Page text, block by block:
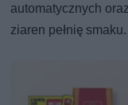
automatycznych
ziaren pełnię smaku.